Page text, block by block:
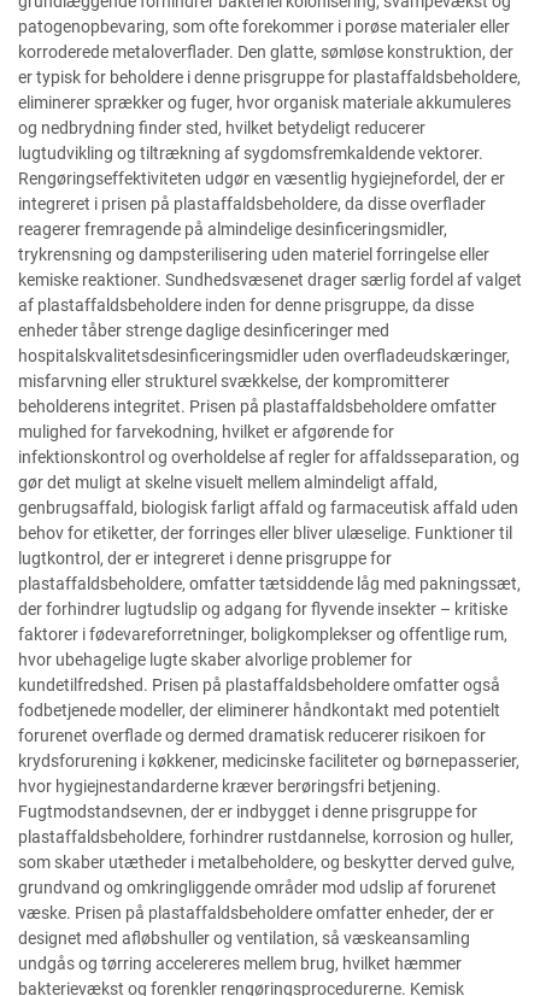
patogenopbevaring, som ofte forekommer i porøse materialer eller
korroderede metaloverflader. Den glatte, sømløse konstruktion, der
er typisk for beholdere i denne prisgruppe for plastaffaldsbeholdere,
eliminerer sprækker og fuger, hvor organisk materiale akkumuleres
og nedbrydning finder sted, hvilket betydeligt reducerer
lugtudvikling og tiltrækning af sygdomsfremkaldende vektorer.
Rengøringseffektiviteten udgør en væsentlig hygiejnefordel, der er
integreret i prisen på plastaffaldsbeholdere, da disse overflader
reagerer fremragende på almindelige desinficeringsmidler,
trykrensning og dampsterilisering uden materiel forringelse eller
kemiske reaktioner. Sundhedsvæsenet drager særlig fordel af valget
af plastaffaldsbeholdere inden for denne prisgruppe, da disse
enheder tåber strenge daglige desinficeringer med
hospitalskvalitetsdesinficeringsmidler uden overfladeudskæringer,
misfarvning eller strukturel svækkelse, der kompromitterer
beholderens integritet. Prisen på plastaffaldsbeholdere omfatter
mulighed for farvekodning, hvilket er afgørende for
infektionskontrol og overholdelse af regler for affaldsseparation, og
gør det muligt at skelne visuelt mellem almindeligt affald,
genbrugsaffald, biologisk farligt affald og farmaceutisk affald uden
behov for etiketter, der forringes eller bliver ulæselige. Funktioner til
lugtkontrol, der er integreret i denne prisgruppe for
plastaffaldsbeholdere, omfatter tætsiddende låg med pakningssæt,
der forhindrer lugtudslip og adgang for flyvende insekter – kritiske
faktorer i fødevareforretninger, boligkomplekser og offentlige rum,
hvor ubehagelige lugte skaber alvorlige problemer for
kundetilfredshed. Prisen på plastaffaldsbeholdere omfatter også
fodbetjenede modeller, der eliminerer håndkontakt med potentielt
forurenet overflade og dermed dramatisk reducerer risikoen for
krydsforurening i køkkener, medicinske faciliteter og børnepasserier,
hvor hygiejnestandarderne kræver berøringsfri betjening.
Fugtmodstandsevnen, der er indbygget i denne prisgruppe for
plastaffaldsbeholdere, forhindrer rustdannelse, korrosion og huller,
som skaber utætheder i metalbeholdere, og beskytter derved gulve,
grundvand og omkringliggende områder mod udslip af forurenet
væske. Prisen på plastaffaldsbeholdere omfatter enheder, der er
designet med afløbshuller og ventilation, så væskeansamling
undgås og tørring accelereres mellem brug, hvilket hæmmer
bakterievækst og forenkler rengøringsprocedurerne. Kemisk